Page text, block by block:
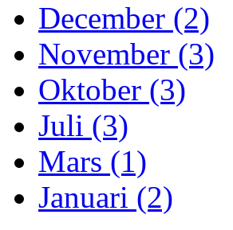
December (2)
November (3)
Oktober (3)
Juli (3)
Mars (1)
Januari (2)